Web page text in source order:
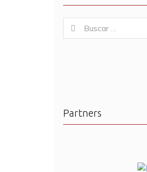
for:
Buscar
Partners